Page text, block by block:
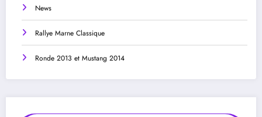
News
Rallye Marne Classique
Ronde 2013 et Mustang 2014